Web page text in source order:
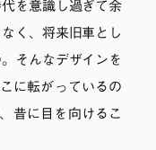
を意識し過ぎて余
く、将来旧車とし
そんなデザインを
に転がっているの
昔に目を向けるこ